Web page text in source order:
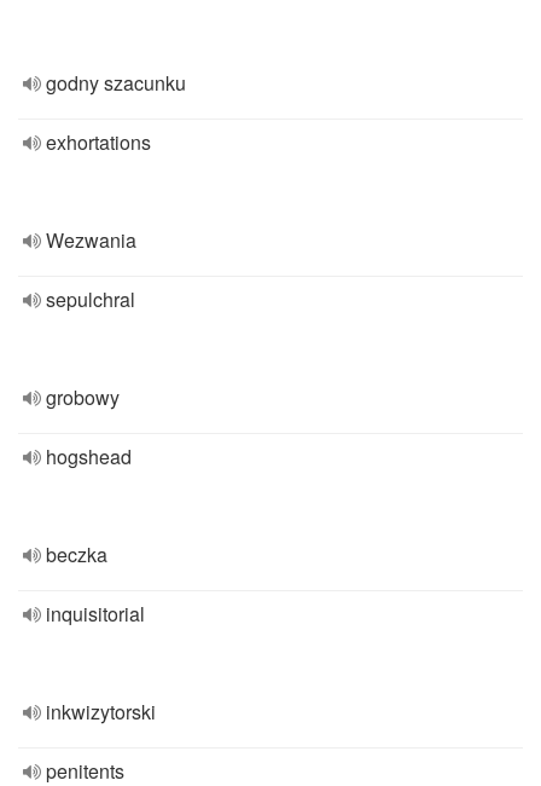
godny szacunku
exhortations
Wezwania
sepulchral
grobowy
hogshead
beczka
inquisitorial
inkwizytorski
penitents